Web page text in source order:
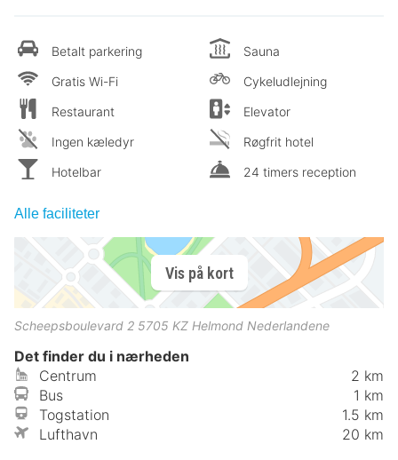
Betalt parkering
Gratis Wi-Fi
Restaurant
Ingen kæledyr
Hotelbar
Sauna
Cykeludlejning
Elevator
Røgfrit hotel
24 timers reception
Alle faciliteter
Vis på kort
Scheepsboulevard 2 5705 KZ Helmond Nederlandene
Det finder du i nærheden
Centrum
2 km
Bus
1 km
Togstation
1.5 km
Lufthavn
20 km